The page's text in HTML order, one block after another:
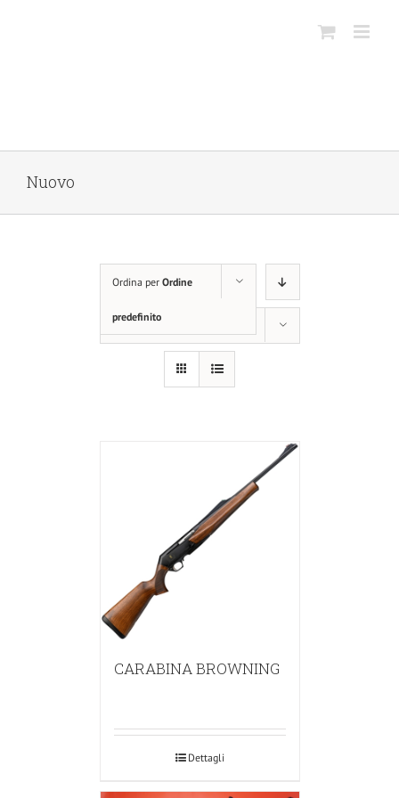
Nuovo
Ordina per Ordine
predefinito
Mostra 36 Prodotti
CARABINA BROWNING
Dettagli